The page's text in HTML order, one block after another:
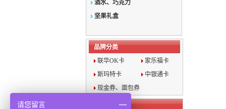
酒水、巧克力
坚果礼盒
品牌分类
联华OK卡
家乐福卡
斯玛特卡
中银通卡
现金券、面包券
请您留言